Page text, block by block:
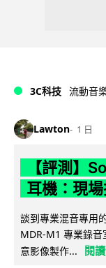
3C科技 流動音
Lawton 1 日
【評測】
耳機：現
談到專業混音專用
MDR-M1 專業錄音
意影像製作...
閱